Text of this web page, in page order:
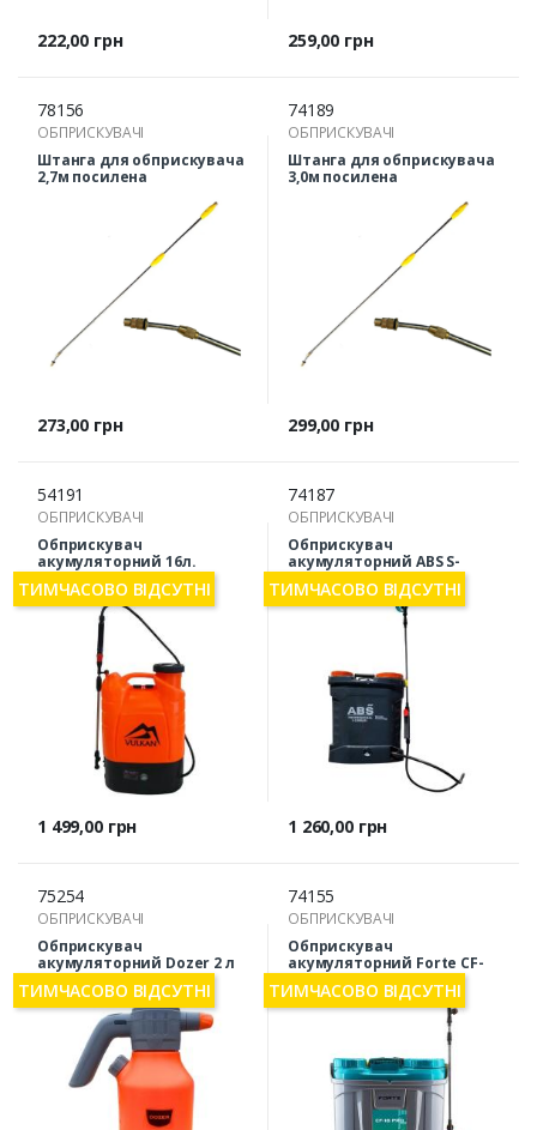
Ціна
222,00 грн Ціна
259,00 грн
78156
ОБПРИСКУВАЧІ
Штанга для обприскувача
2,7м посилена
Ціна
273,00 грн
74189
ОБПРИСКУВАЧІ
Штанга для обприскувача
3,0м посилена
Ціна
299,00 грн
54191
ОБПРИСКУВАЧІ
Обприскувач
акумуляторний 16л.
Vulkan HY-16L, 12В, 8Ач
Ціна
1 499,00 грн
ТИМЧАСОВО ВІДСУТНІ
74187
ОБПРИСКУВАЧІ
Обприскувач
акумуляторний ABS S-
12000 (SP) 12 л
Ціна
1 260,00 грн
ТИМЧАСОВО ВІДСУТНІ
75254
ОБПРИСКУВАЧІ
Обприскувач
акумуляторний Dozer 2 л
ТИМЧАСОВО ВІДСУТНІ
74155
ОБПРИСКУВАЧІ
Обприскувач
акумуляторний Forte CF-
16 PRO 16л
ТИМЧАСОВО ВІДСУТНІ